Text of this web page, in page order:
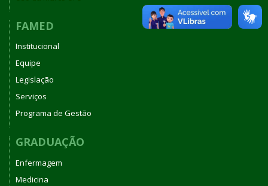
FAMED
Institucional
Equipe
Legislação
Serviços
Programa de Gestão
GRADUAÇÃO
Enfermagem
Medicina